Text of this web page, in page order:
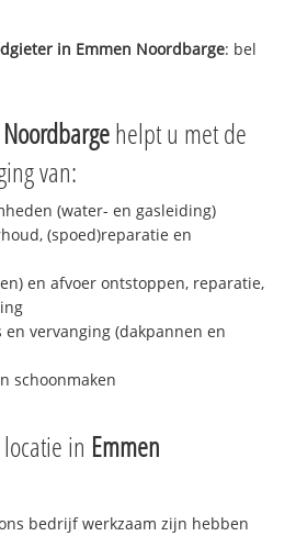
in Emmen Noordbarge: bel
helpt u met de
van:
(water- en gasleiding)
(spoed)reparatie en
en afvoer ontstoppen, reparatie,
en vervanging (dakpannen en
schoonmaken
in Emmen
bedrijf werkzaam zijn hebben